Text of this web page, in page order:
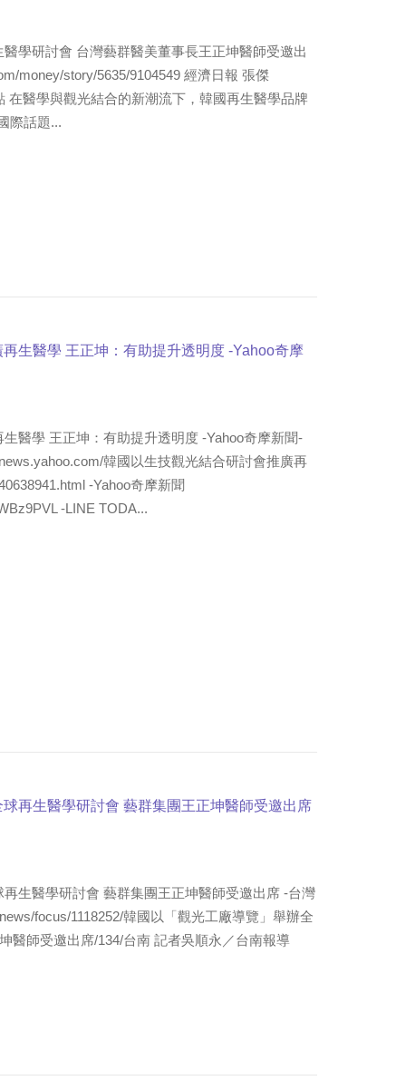
學研討會 台灣藝群醫美董事長王正坤醫師受邀出
money/story/5635/9104549 經濟日報 張傑
在醫學與觀光結合的新潮流下，韓國再生醫學品牌
際話題...
生醫學 王正坤：有助提升透明度 -Yahoo奇摩
醫學 王正坤：有助提升透明度 -Yahoo奇摩新聞-
韓國以生技觀光結合研討會推廣再
-Yahoo奇摩新聞
-LINE TODA...
再生醫學研討會 藝群集團王正坤醫師受邀出席
生醫學研討會 藝群集團王正坤醫師受邀出席 -台灣
focus/1118252/韓國以「觀光工廠導覽」舉辦全
醫師受邀出席/134/台南 記者吳順永／台南報導